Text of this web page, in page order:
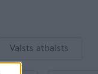
Valsts atbalsts